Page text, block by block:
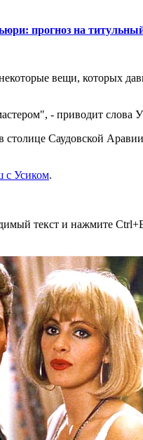
прогноз на
вещи, которых
- приводит слова
Саудовской
с Усиком.
текст и нажмите